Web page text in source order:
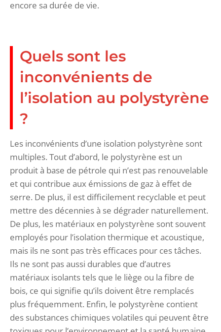
encore sa durée de vie.
Quels sont les
inconvénients de
l’isolation au polystyrène
?
Les inconvénients d’une isolation polystyrène sont
multiples. Tout d’abord, le polystyrène est un
produit à base de pétrole qui n’est pas renouvelable
et qui contribue aux émissions de gaz à effet de
serre. De plus, il est difficilement recyclable et peut
mettre des décennies à se dégrader naturellement.
De plus, les matériaux en polystyrène sont souvent
employés pour l’isolation thermique et acoustique,
mais ils ne sont pas très efficaces pour ces tâches.
Ils ne sont pas aussi durables que d’autres
matériaux isolants tels que le liège ou la fibre de
bois, ce qui signifie qu’ils doivent être remplacés
plus fréquemment. Enfin, le polystyrène contient
des substances chimiques volatiles qui peuvent être